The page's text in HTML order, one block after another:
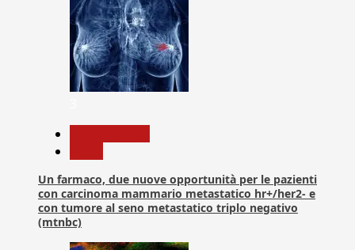
Un farmaco, due nuove opportunità per le pazienti
con carcinoma mammario metastatico hr+/her2- e
con tumore al seno metastatico triplo negativo
(mtnbc)